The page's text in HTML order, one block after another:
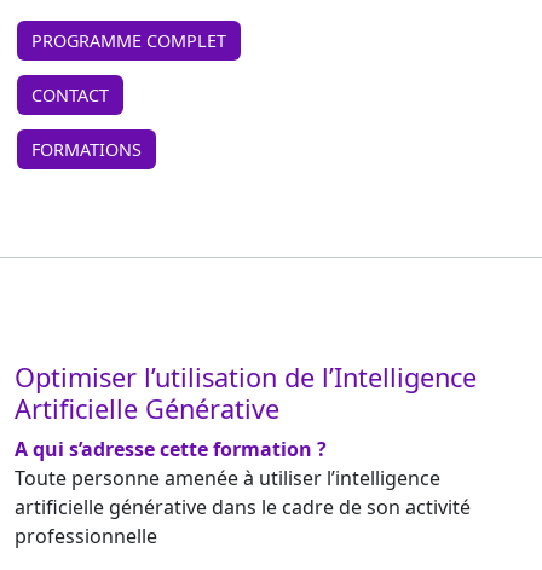
PROGRAMME COMPLET
CONTACT
FORMATIONS
Optimiser l’utilisation de l’Intelligence
Artificielle Générative
A qui s’adresse cette formation ?
Toute personne amenée à utiliser l’intelligence
artificielle générative dans le cadre de son activité
professionnelle